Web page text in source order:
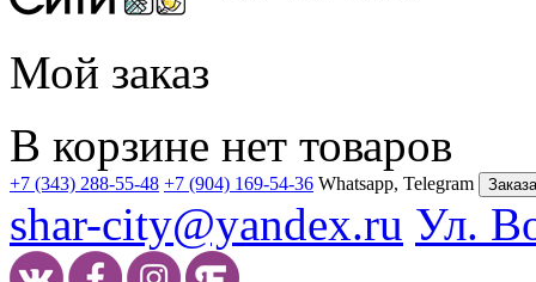
Мой заказ
В корзине нет товаров
+7 (343) 288-55-48 +7 (904) 169-54-36 Whatsapp, Telegram
shar-city@yandex.ru Ул.